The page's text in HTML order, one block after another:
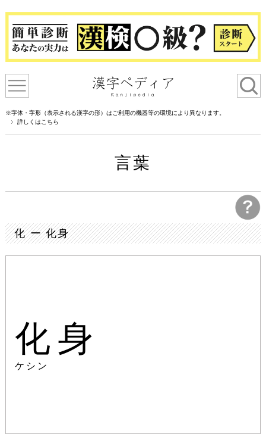
※字体・字形（表示される漢字の形）はご利用の機器等の環境により異なります。
詳しくはこちら
言葉
化 ー 化身
化身
ケシン